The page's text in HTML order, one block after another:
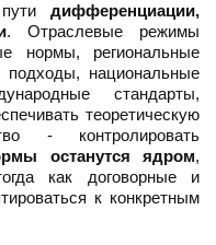
дифференциации,
. Отраслевые режимы
нормы, региональные
подходы, национальные
стандарты,
теоретическую
- контролировать
останутся ядром,
как договорные и
к конкретным